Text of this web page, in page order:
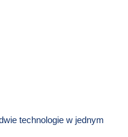
technologie w jednym